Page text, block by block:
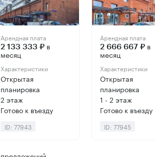
Арендная плата
2 133 333 ₽в
месяц
Характеристики
Открытая
планировка
2 этаж
Готово к въезду
ID: 77943
Арендная плата
2 666 667 ₽в
месяц
Характеристики
Открытая
планировка
1 - 2 этаж
Готово к въезду
ID: 77945